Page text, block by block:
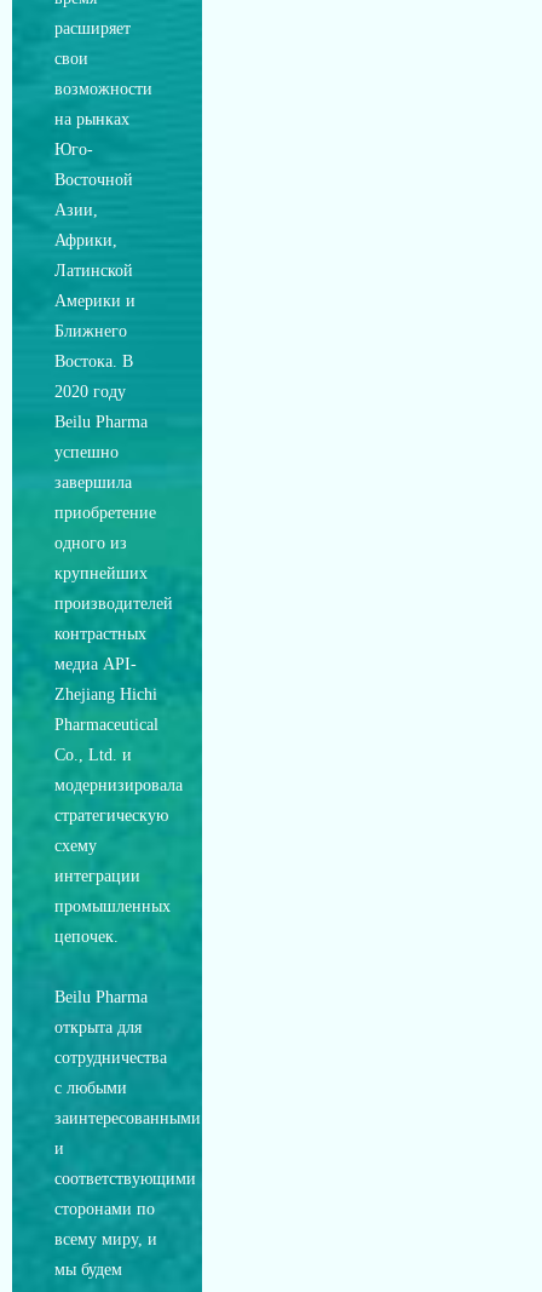
расширяет
свои
возможности
на рынках
Юго-
Восточной
Азии,
Африки,
Латинской
Америки и
Ближнего
Востока. В
2020 году
Beilu Pharma
успешно
завершила
приобретение
одного из
крупнейших
производителей
контрастных
медиа API-
Zhejiang Hichi
Pharmaceutical
Co., Ltd. и
модернизировала
стратегическую
схему
интеграции
промышленных
цепочек.
Beilu Pharma
открыта для
сотрудничества
с любыми
заинтересованными
и
соответствующими
сторонами по
всему миру, и
мы будем